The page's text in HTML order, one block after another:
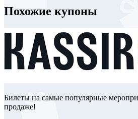
Похожие купоны
Билеты на самые популярные
продаже!